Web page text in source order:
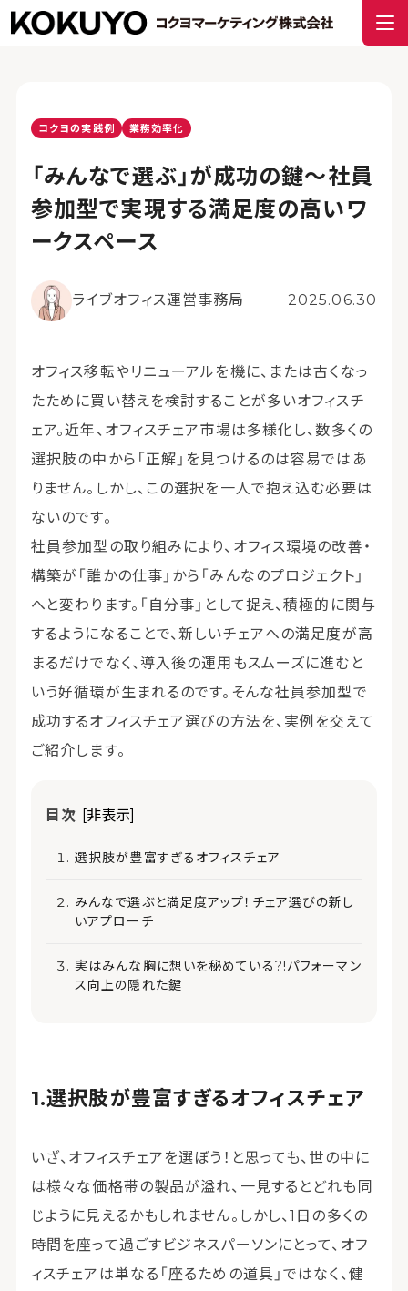
コクヨの実践例 業務効率化
「みんなで選ぶ」が成功の鍵～社員
参加型で実現する満足度の高いワ
ークスペース
ライブオフィス運営事務局 2025.06.30
オフィス移転やリニューアルを機に、または古くなっ
たために買い替えを検討することが多いオフィスチ
ェア。近年、オフィスチェア市場は多様化し、数多くの
選択肢の中から「正解」を見つけるのは容易ではあ
りません。しかし、この選択を一人で抱え込む必要は
ないのです。
社員参加型の取り組みにより、オフィス環境の改善・
構築が「誰かの仕事」から「みんなのプロジェクト」
へと変わります。「自分事」として捉え、積極的に関与
するようになることで、新しいチェアへの満足度が高
まるだけでなく、導入後の運用もスムーズに進むと
いう好循環が生まれるのです。そんな社員参加型で
成功するオフィスチェア選びの方法を、実例を交えて
ご紹介します。
目次 [非表示]
選択肢が豊富すぎるオフィスチェア
みんなで選ぶと満足度アップ！チェア選びの新し
いアプローチ
実はみんな胸に想いを秘めている?!パフォーマン
ス向上の隠れた鍵
選択肢が豊富すぎるオフィスチェア
いざ、オフィスチェアを選ぼう！と思っても、世の中に
は様々な価格帯の製品が溢れ、一見するとどれも同
じように見えるかもしれません。しかし、1日の多くの
時間を座って過ごすビジネスパーソンにとって、オフ
ィスチェアは単なる「座るための道具」ではなく、健